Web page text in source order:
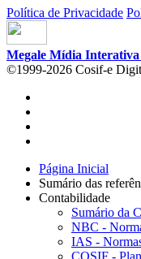
Política de Privacidade
Megale Mídia
©1999-2026 Cosif-e
Página Inicial
Sumário das
Contabilidade
Sumário da
NBC -
IAS -
COSIF -